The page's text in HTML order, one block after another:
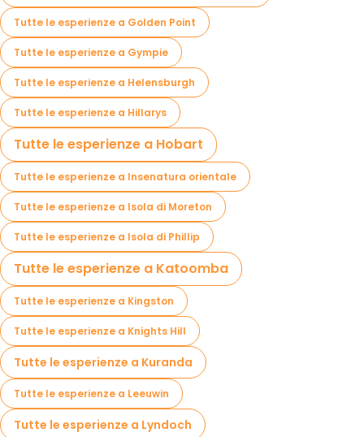
Tutte le esperienze a Golden Point
Tutte le esperienze a Gympie
Tutte le esperienze a Helensburgh
Tutte le esperienze a Hillarys
Tutte le esperienze a Hobart
Tutte le esperienze a Insenatura orientale
Tutte le esperienze a Isola di Moreton
Tutte le esperienze a Isola di Phillip
Tutte le esperienze a Katoomba
Tutte le esperienze a Kingston
Tutte le esperienze a Knights Hill
Tutte le esperienze a Kuranda
Tutte le esperienze a Leeuwin
Tutte le esperienze a Lyndoch